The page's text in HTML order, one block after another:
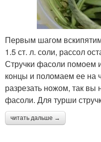
Первым шагом
1.5 ст. л. соли, рассол
Стручки фасоли помоем
концы и поломаем ее на
разрезать ножом, так вы
фасоли. Для турши
читать дальше →